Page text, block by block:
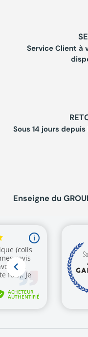
Service Client à
Sous 14 jours
Enseigne du